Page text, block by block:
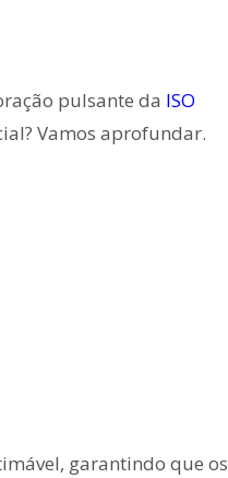
pulsante da ISO
Vamos aprofundar.
garantindo que os